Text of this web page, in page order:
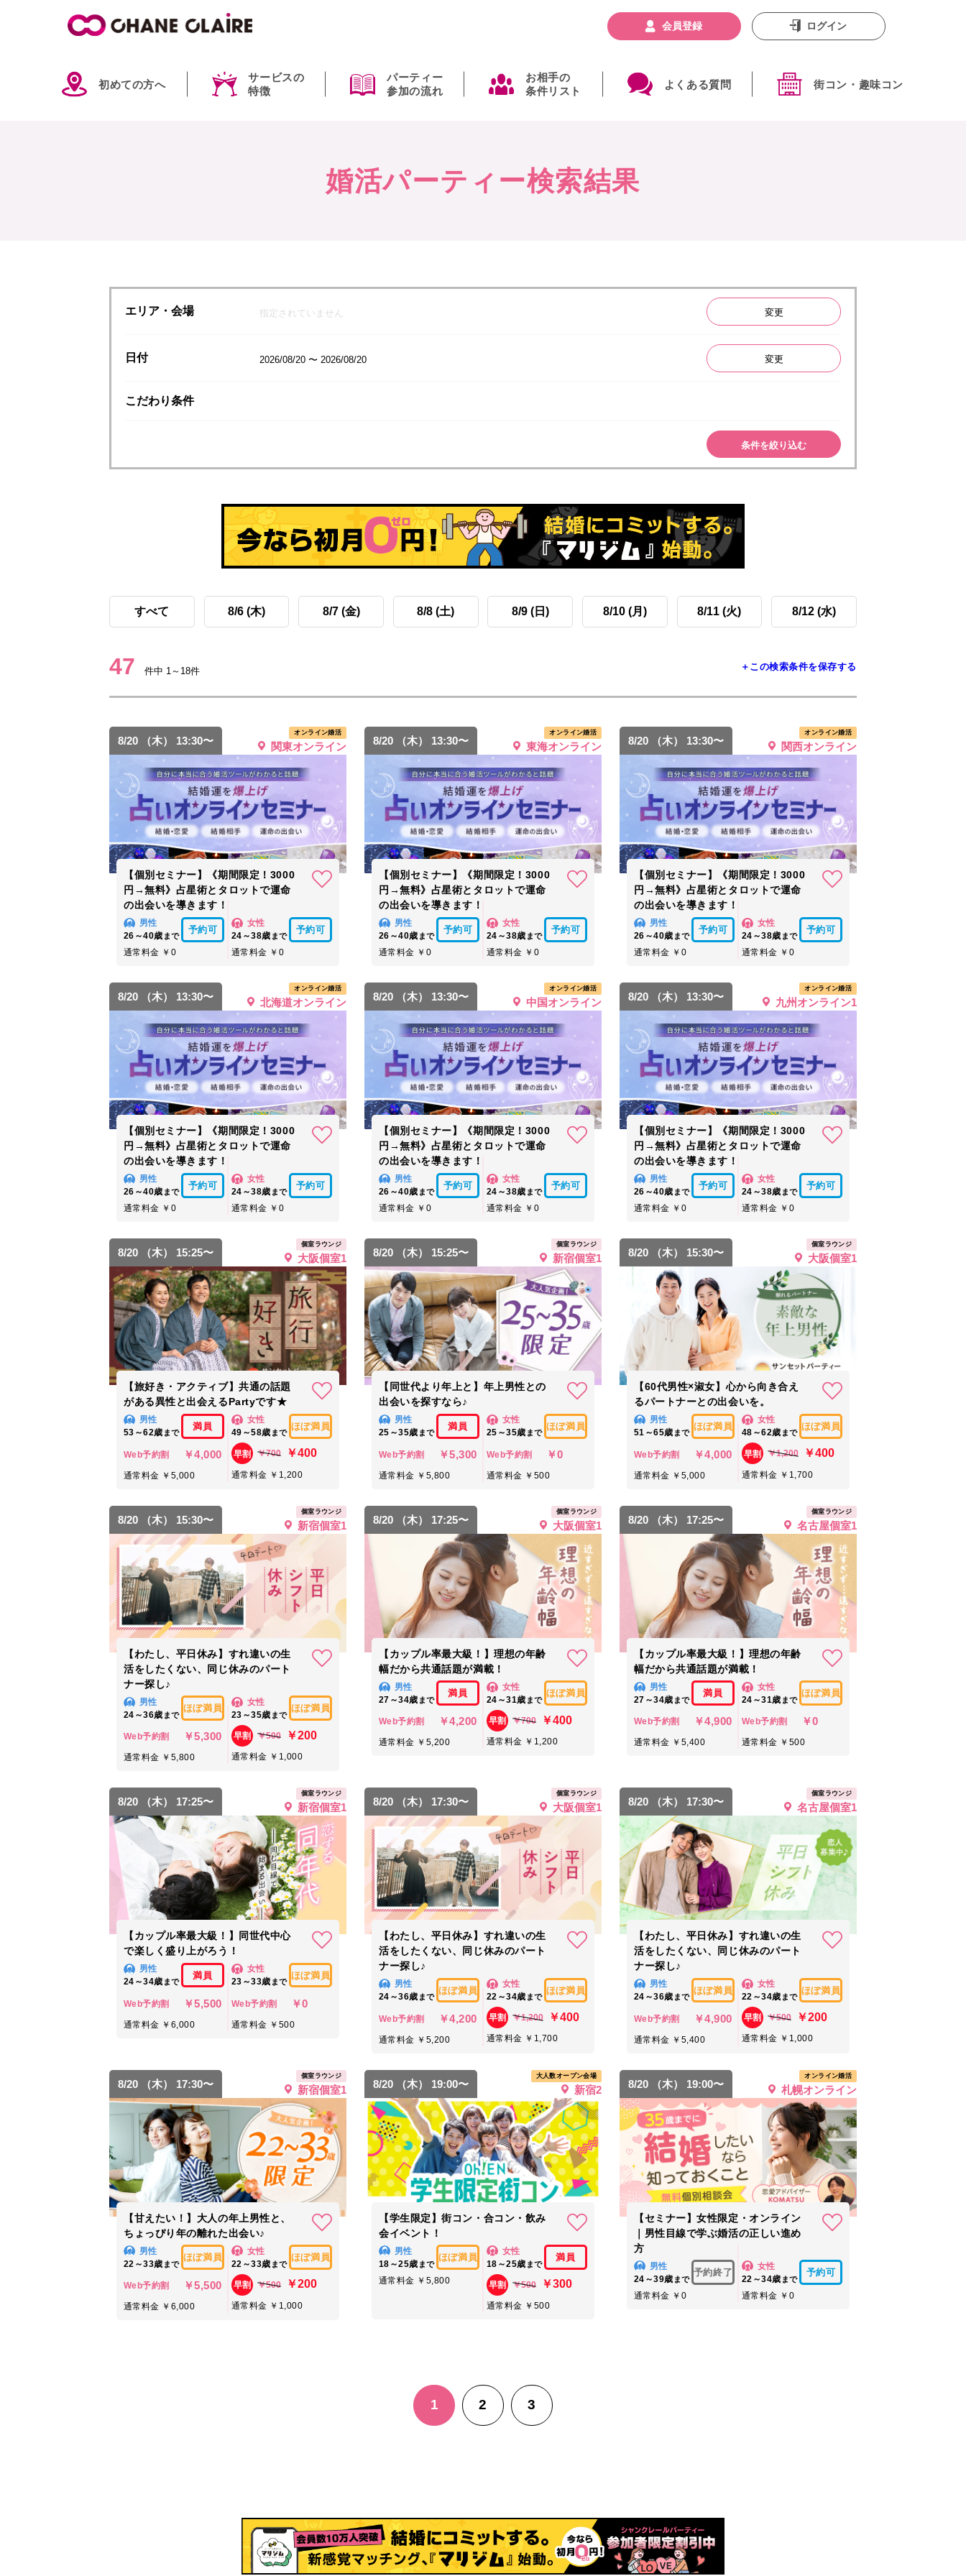
初めての方へ
サービスの
特徴
パーティー
参加の流れ
お相手の
条件リスト
よくある質問 街コン・趣味コン
会員登録 ログイン
婚活パーティー検索結果
エリア・会場 指定されていません 変更
日付 2026/08/20 〜 2026/08/20 変更
こだわり条件
条件を絞り込む
すべて 8/6 (木) 8/7 (金) 8/8 (土) 8/9 (日) 8/10 (月) 8/11 (火) 8/12 (水)
47 件中 1～18件 ＋この検索条件を保存する
8/20 （木） 13:30〜
オンライン婚活
関東オンライン
【個別セミナー】《期間限定！3000
円→無料》占星術とタロットで運命
の出会いを導きます！
男性
26～40歳 まで
予約可
通常料金 ￥0
女性
24～38歳 まで
予約可
通常料金 ￥0
8/20 （木） 13:30〜
オンライン婚活
東海オンライン
【個別セミナー】《期間限定！3000
円→無料》占星術とタロットで運命
の出会いを導きます！
男性
26～40歳 まで
予約可
通常料金 ￥0
女性
24～38歳 まで
予約可
通常料金 ￥0
8/20 （木） 13:30〜
オンライン婚活
関西オンライン
【個別セミナー】《期間限定！3000
円→無料》占星術とタロットで運命
の出会いを導きます！
男性
26～40歳 まで
予約可
通常料金 ￥0
女性
24～38歳 まで
予約可
通常料金 ￥0
8/20 （木） 13:30〜
オンライン婚活
北海道オンライン
【個別セミナー】《期間限定！3000
円→無料》占星術とタロットで運命
の出会いを導きます！
男性
26～40歳 まで
予約可
通常料金 ￥0
女性
24～38歳 まで
予約可
通常料金 ￥0
8/20 （木） 13:30〜
オンライン婚活
中国オンライン
【個別セミナー】《期間限定！3000
円→無料》占星術とタロットで運命
の出会いを導きます！
男性
26～40歳 まで
予約可
通常料金 ￥0
女性
24～38歳 まで
予約可
通常料金 ￥0
8/20 （木） 13:30〜
オンライン婚活
九州オンライン1
【個別セミナー】《期間限定！3000
円→無料》占星術とタロットで運命
の出会いを導きます！
男性
26～40歳 まで
予約可
通常料金 ￥0
女性
24～38歳 まで
予約可
通常料金 ￥0
8/20 （木） 15:25〜
個室ラウンジ
大阪個室1
【旅好き・アクティブ】共通の話題
がある異性と出会えるPartyです★
男性
53～62歳 まで
満員
Web予約割 ￥4,000
通常料金 ￥5,000
女性
49～58歳 まで
ほぼ満員
早割 ￥700 ￥400
通常料金 ￥1,200
8/20 （木） 15:25〜
個室ラウンジ
新宿個室1
【同世代より年上と】年上男性との
出会いを探すなら♪
男性
25～35歳 まで
満員
Web予約割 ￥5,300
通常料金 ￥5,800
女性
25～35歳 まで
ほぼ満員
Web予約割 ￥0
通常料金 ￥500
8/20 （木） 15:30〜
個室ラウンジ
大阪個室1
【60代男性×淑女】心から向き合え
るパートナーとの出会いを。
男性
51～65歳 まで
ほぼ満員
Web予約割 ￥4,000
通常料金 ￥5,000
女性
48～62歳 まで
ほぼ満員
早割 ￥1,200 ￥400
通常料金 ￥1,700
8/20 （木） 15:30〜
個室ラウンジ
新宿個室1
【わたし、平日休み】すれ違いの生
活をしたくない、同じ休みのパート
ナー探し♪
男性
24～36歳 まで
ほぼ満員
Web予約割 ￥5,300
通常料金 ￥5,800
女性
23～35歳 まで
ほぼ満員
早割 ￥500 ￥200
通常料金 ￥1,000
8/20 （木） 17:25〜
個室ラウンジ
大阪個室1
【カップル率最大級！】理想の年齢
幅だから共通話題が満載！
男性
27～34歳 まで
満員
Web予約割 ￥4,200
通常料金 ￥5,200
女性
24～31歳 まで
ほぼ満員
早割 ￥700 ￥400
通常料金 ￥1,200
8/20 （木） 17:25〜
個室ラウンジ
名古屋個室1
【カップル率最大級！】理想の年齢
幅だから共通話題が満載！
男性
27～34歳 まで
満員
Web予約割 ￥4,900
通常料金 ￥5,400
女性
24～31歳 まで
ほぼ満員
Web予約割 ￥0
通常料金 ￥500
8/20 （木） 17:25〜
個室ラウンジ
新宿個室1
【カップル率最大級！】同世代中心
で楽しく盛り上がろう！
男性
24～34歳 まで
満員
Web予約割 ￥5,500
通常料金 ￥6,000
女性
23～33歳 まで
ほぼ満員
Web予約割 ￥0
通常料金 ￥500
8/20 （木） 17:30〜
個室ラウンジ
大阪個室1
【わたし、平日休み】すれ違いの生
活をしたくない、同じ休みのパート
ナー探し♪
男性
24～36歳 まで
ほぼ満員
Web予約割 ￥4,200
通常料金 ￥5,200
女性
22～34歳 まで
ほぼ満員
早割 ￥1,200 ￥400
通常料金 ￥1,700
8/20 （木） 17:30〜
個室ラウンジ
名古屋個室1
【わたし、平日休み】すれ違いの生
活をしたくない、同じ休みのパート
ナー探し♪
男性
24～36歳 まで
ほぼ満員
Web予約割 ￥4,900
通常料金 ￥5,400
女性
22～34歳 まで
ほぼ満員
早割 ￥500 ￥200
通常料金 ￥1,000
8/20 （木） 17:30〜
個室ラウンジ
新宿個室1
【甘えたい！】大人の年上男性と、
ちょっぴり年の離れた出会い♪
男性
22～33歳 まで
ほぼ満員
Web予約割 ￥5,500
通常料金 ￥6,000
女性
22～33歳 まで
ほぼ満員
早割 ￥500 ￥200
通常料金 ￥1,000
8/20 （木） 19:00〜
大人数オープン会場
新宿2
【学生限定】街コン・合コン・飲み
会イベント！
男性
18～25歳 まで
ほぼ満員
通常料金 ￥5,800
女性
18～25歳 まで
満員
早割 ￥500 ￥300
通常料金 ￥500
8/20 （木） 19:00〜
オンライン婚活
札幌オンライン
【セミナー】女性限定・オンライン
｜男性目線で学ぶ婚活の正しい進め
方
男性
24～39歳 まで
予約終了
通常料金 ￥0
女性
22～34歳 まで
予約可
通常料金 ￥0
1 2 3